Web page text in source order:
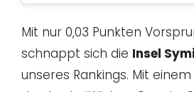
Mit nur 0,03 Punkten
schnappt sich die Insel Symi
unseres Rankings. Mit einem